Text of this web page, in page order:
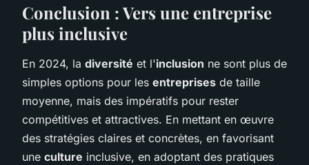
Conclusion : Vers une entreprise
plus inclusive
En 2024, la diversité et l'inclusion ne sont plus de
simples options pour les entreprises de taille
moyenne, mais des impératifs pour rester
compétitives et attractives. En mettant en œuvre
des stratégies claires et concrètes, en favorisant
une culture inclusive, en adoptant des pratiques